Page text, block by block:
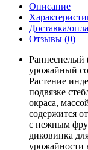
Описание
Доставка/
Отзывы (0)
Раннеспелый
урожайный
Растение
подвязке
окраса,
содержится
с нежным
диковинка
урожайности